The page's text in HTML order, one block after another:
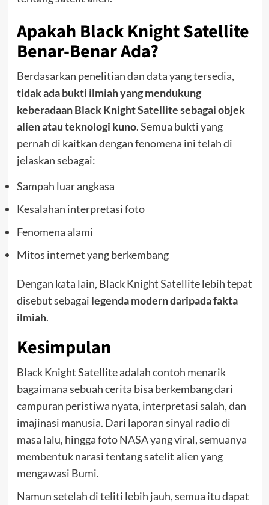
Apakah Black Knight Satellite
Benar-Benar Ada?
Berdasarkan penelitian dan data yang tersedia,
tidak ada bukti ilmiah yang mendukung
keberadaan Black Knight Satellite sebagai objek
alien atau teknologi kuno. Semua bukti yang
pernah di kaitkan dengan fenomena ini telah di
jelaskan sebagai:
Sampah luar angkasa
Kesalahan interpretasi foto
Fenomena alami
Mitos internet yang berkembang
Dengan kata lain, Black Knight Satellite lebih tepat
disebut sebagai legenda modern daripada fakta
ilmiah.
Kesimpulan
Black Knight Satellite adalah contoh menarik
bagaimana sebuah cerita bisa berkembang dari
campuran peristiwa nyata, interpretasi salah, dan
imajinasi manusia. Dari laporan sinyal radio di
masa lalu, hingga foto NASA yang viral, semuanya
membentuk narasi tentang satelit alien yang
mengawasi Bumi.
Namun setelah di teliti lebih jauh, semua itu dapat